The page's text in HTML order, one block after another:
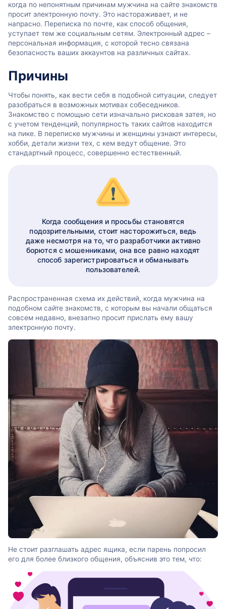
когда по непонятным причинам мужчина на сайте знакомств
просит электронную почту. Это настораживает, и не
напрасно. Переписка по почте, как способ общения,
уступает тем же социальным сетям. Электронный адрес –
персональная информация, с которой тесно связана
безопасность ваших аккаунтов на различных сайтах.
Причины
Чтобы понять, как вести себя в подобной ситуации, следует
разобраться в возможных мотивах собеседников.
Знакомство с помощью сети изначально рисковая затея, но
с учетом тенденций, популярность таких сайтов находится
на пике. В переписке мужчины и женщины узнают интересы,
хобби, детали жизни тех, с кем ведут общение. Это
стандартный процесс, совершенно естественный.
Когда сообщения и просьбы становятся
подозрительными, стоит насторожиться, ведь
даже несмотря на то, что разработчики активно
борются с мошенниками, она все равно находят
способ зарегистрироваться и обманывать
пользователей.
Распространенная схема их действий, когда мужчина на
подобном сайте знакомств, с которым вы начали общаться
совсем недавно, внезапно просит прислать ему вашу
электронную почту.
Не стоит разглашать адрес ящика, если парень попросил
его для более близкого общения, объяснив это тем, что: